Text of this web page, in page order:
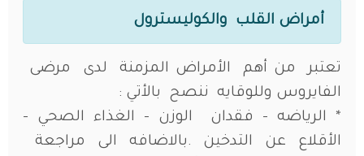
أمراض القلب والكوليسترول
تعتبر من أهم الأمراض المزمنة لدى مرضى
الفايروس وللوقايه ننصح بالأتي :
* الرياضه – فقدان الوزن – الغذاء الصحي –
الأقلاع عن التدخين .بالاضافه الى مراجعة